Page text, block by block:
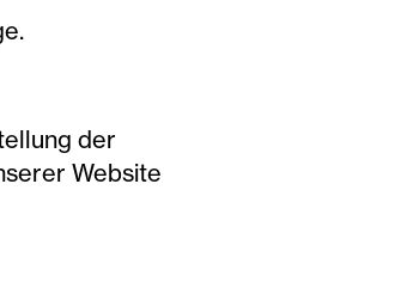
der
Website